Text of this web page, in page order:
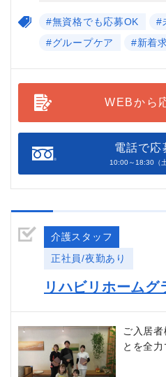
#無資格でも応募OK
#
#グループケア
#新着
WEBから
電話で応
10:00～18:30（
介護スタッフ
正社員/夜勤あり
リハビリホームグ
ご入居
とを全力